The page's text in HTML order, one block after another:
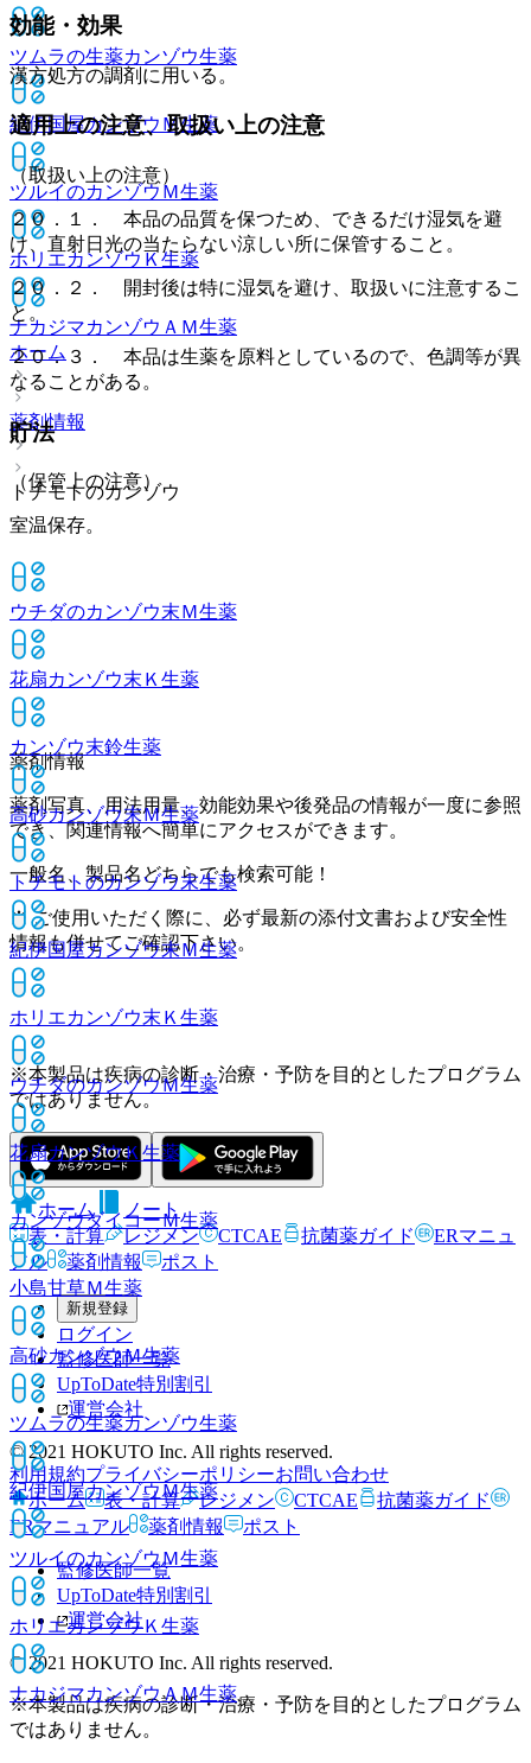
ツムラの生薬カンゾウ生薬
紀伊国屋カンゾウＭ生薬
ツルイのカンゾウＭ生薬
ホリエカンゾウＫ生薬
ナカジマカンゾウＡＭ生薬
ホーム
薬剤情報
トチモトのカンゾウ
効能・効果
漢方処方の調剤に用いる。
適用上の注意、取扱い上の注意
（取扱い上の注意）
２０．１． 本品の品質を保つため、できるだけ湿気を避
け、直射日光の当たらない涼しい所に保管すること。
２０．２． 開封後は特に湿気を避け、取扱いに注意するこ
と。
２０．３． 本品は生薬を原料としているので、色調等が異
なることがある。
貯法
（保管上の注意）
室温保存。
ウチダのカンゾウ末Ｍ生薬
花扇カンゾウ末Ｋ 生薬
カンゾウ末鈴生薬
高砂カンゾウ末Ｍ生薬
トチモトのカンゾウ末生薬
紀伊国屋カンゾウ末Ｍ生薬
ホリエカンゾウ末Ｋ 生薬
ウチダのカンゾウＭ生薬
花扇カンゾウＫ 生薬
カンゾウダイコーＭ生薬
小島甘草Ｍ生薬
高砂カンゾウＭ生薬
ツムラの生薬カンゾウ生薬
紀伊国屋カンゾウＭ生薬
ツルイのカンゾウＭ生薬
ホリエカンゾウＫ 生薬
ナカジマカンゾウＡＭ生薬
薬剤情報
薬剤写真、用法用量、効能効果や後発品の情報が一度に参照
でき、関連情報へ簡単にアクセスができます。
一般名、製品名どちらでも検索可能！
※ ご使用いただく際に、必ず最新の添付文書および安全性
情報も併せてご確認下さい。
※本製品は疾病の診断・治療・予防を目的としたプログラム
ではありません。
ホーム
ノート
表・計算
レジメン CTCAE 抗菌薬ガイド
ERマニュ
アル
薬剤情報 ポスト
新規登録
ログイン
監修医師一覧
UpToDate特別割引
運営会社
© 2021 HOKUTO Inc. All rights reserved.
利用規約プライバシーポリシーお問い合わせ
ホーム
表・計算 レジメン CTCAE
抗菌薬ガイド
ERマニュアル
薬剤情報 ポスト
監修医師一覧
UpToDate特別割引
運営会社
© 2021 HOKUTO Inc. All rights reserved.
※本製品は疾病の診断・治療・予防を目的としたプログラム
ではありません。